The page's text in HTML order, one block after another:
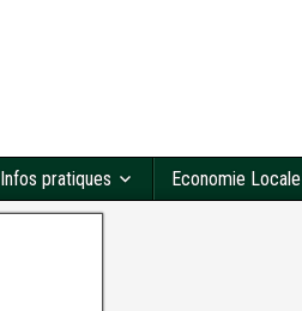
Infos pratiques Economie Locale